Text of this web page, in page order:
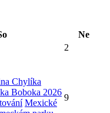
Ne
2
Chylíka
Boboka 2026
Mexické
9